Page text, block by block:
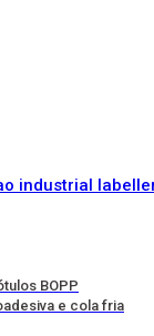
BOPP
e cola fria